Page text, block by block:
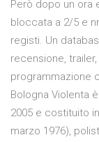
Però dopo un ora
bloccata a 2/5 e
registi. Un
recensione,
programmazione
Bologna Violenta
2005 e costituito
marzo 1976),